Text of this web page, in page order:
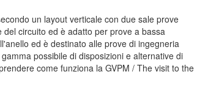
un layout verticale con due sale prove
circuito ed è adatto per prove a bassa
ed è destinato alle prove di ingegneria
possibile di disposizioni e alternative di
come funziona la GVPM / The visit to the